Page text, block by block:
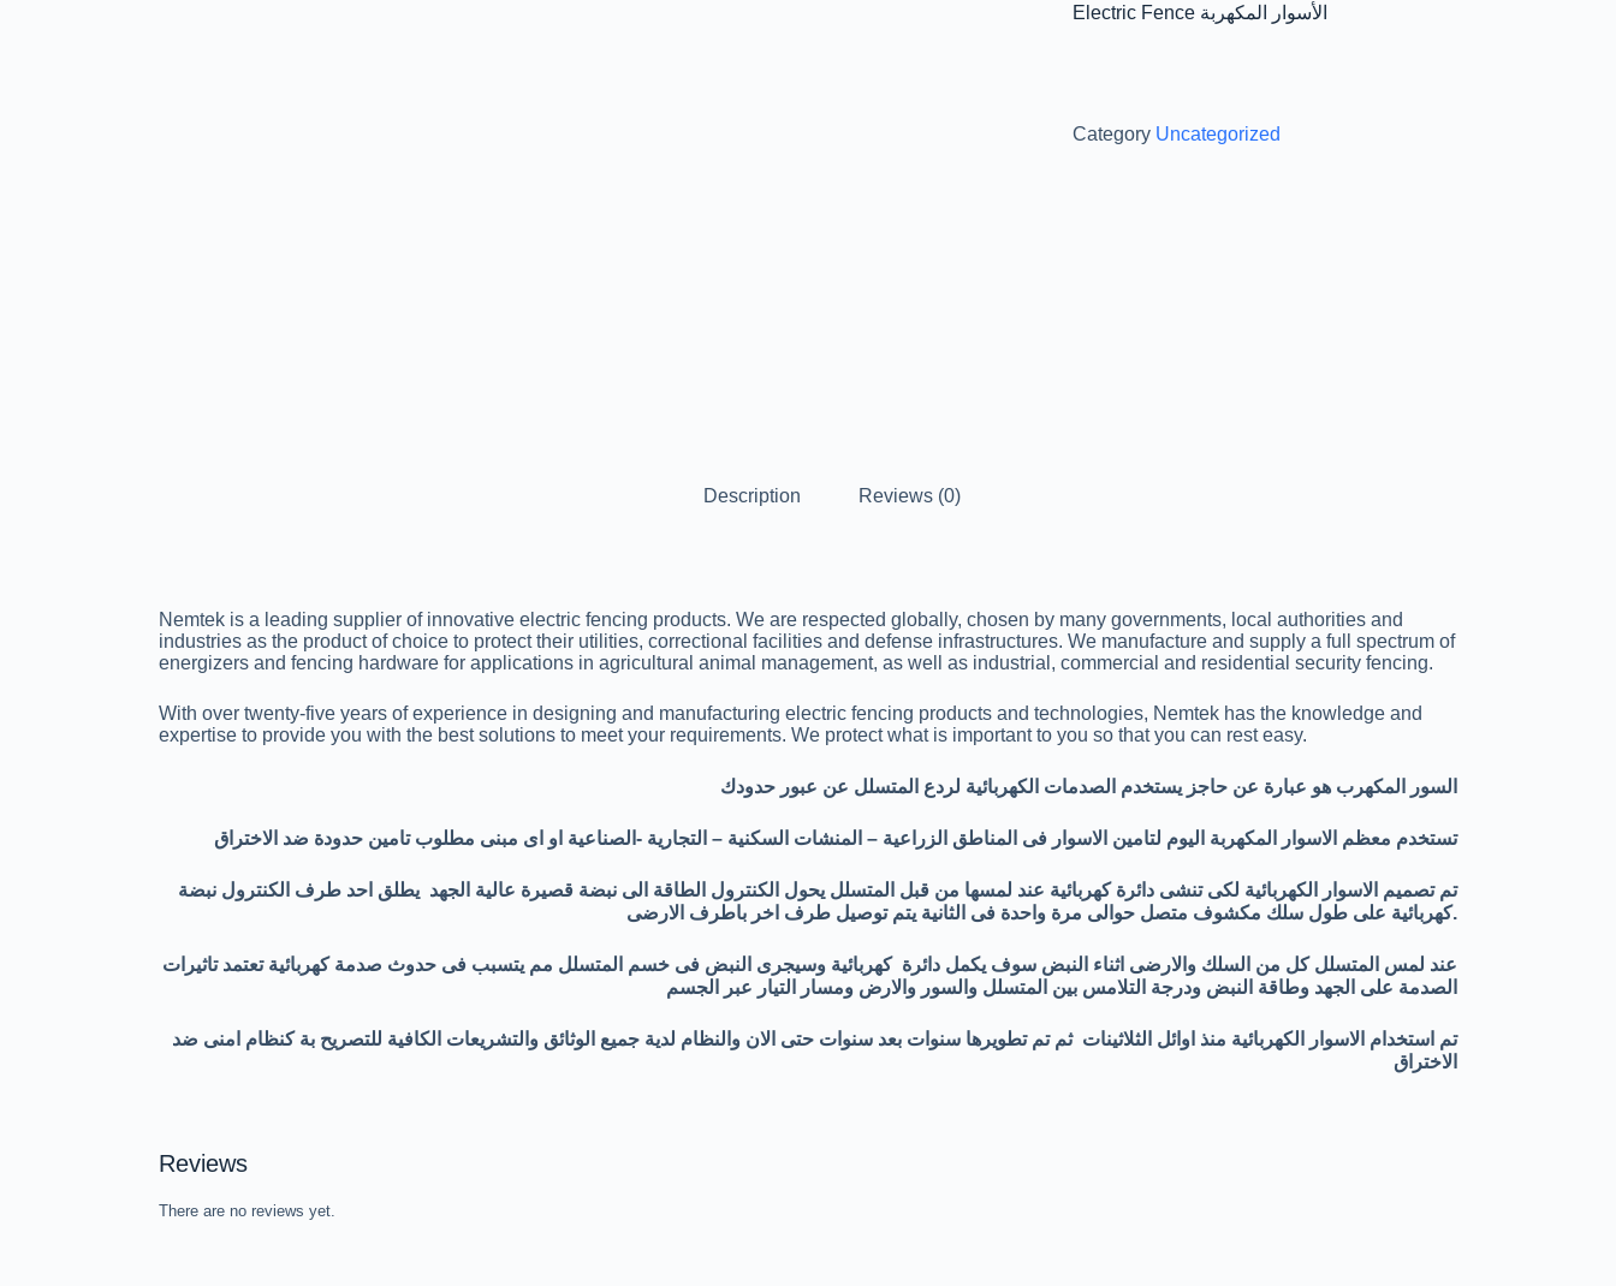
Electric Fence الأسوار المكهربة
Category Uncategorized
Description Reviews (0)
Nemtek is a leading supplier of innovative electric fencing products. We are respected globally, chosen by many governments, local authorities and
industries as the product of choice to protect their utilities, correctional facilities and defense infrastructures. We manufacture and supply a full spectrum of
energizers and fencing hardware for applications in agricultural animal management, as well as industrial, commercial and residential security fencing.
With over twenty-five years of experience in designing and manufacturing electric fencing products and technologies, Nemtek has the knowledge and
expertise to provide you with the best solutions to meet your requirements. We protect what is important to you so that you can rest easy.
السور المكهرب هو عبارة عن حاجز يستخدم الصدمات الكهربائية لردع المتسلل عن عبور حدودك
تستخدم معظم الاسوار المكهربة اليوم لتامين الاسوار فى المناطق الزراعية – المنشات السكنية – التجارية -الصناعية او اى مبنى مطلوب تامين حدودة ضد الاختراق
تم تصميم الاسوار الكهربائية لكى تنشى دائرة كهربائية عند لمسها من قبل المتسلل يحول الكنترول الطاقة الى نبضة قصيرة عالية الجهد يطلق احد طرف الكنترول نبضة
كهربائية على طول سلك مكشوف متصل حوالى مرة واحدة فى الثانية يتم توصيل طرف اخر باطرف الارضى.
عند لمس المتسلل كل من السلك والارضى اثناء النبض سوف يكمل دائرة كهربائية وسيجرى النبض فى خسم المتسلل مم يتسبب فى حدوث صدمة كهربائية تعتمد تاثيرات
الصدمة على الجهد وطاقة النبض ودرجة التلامس بين المتسلل والسور والارض ومسار التيار عبر الجسم
تم استخدام الاسوار الكهربائية منذ اوائل الثلاثينات ثم تم تطويرها سنوات بعد سنوات حتى الان والنظام لدية جميع الوثائق والتشريعات الكافية للتصريح بة كنظام امنى ضد
الاختراق
Reviews
There are no reviews yet.